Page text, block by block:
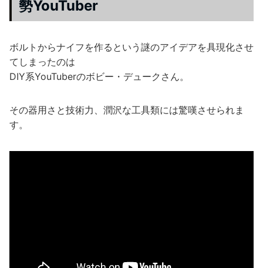
勢YouTuber
ボルトからナイフを作るという謎のアイデアを具現化させ
てしまったのは
DIY系YouTuberのボビー・デュークさん。
その器用さと技術力、潤沢な工具類には驚嘆させられま
す。